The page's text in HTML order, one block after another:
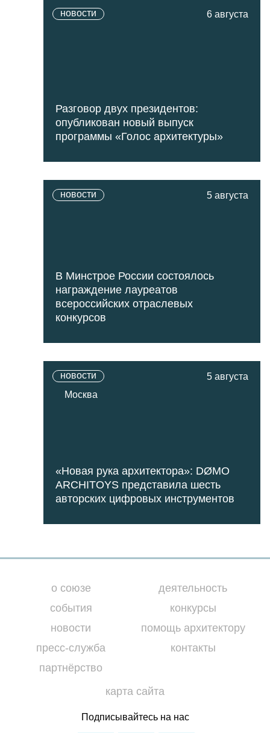
новости 6 августа
Разговор двух президентов:
опубликован новый выпуск
программы «Голос архитектуры»
новости 5 августа
В Минстрое России состоялось
награждение лауреатов
всероссийских отраслевых
конкурсов
новости
Москва
5 августа
«Новая рука архитектора»: DØMO
ARCHITOYS представила шесть
авторских цифровых инструментов
о союзе
события
новости
пресс-служба
партнёрство
деятельность
конкурсы
помощь архитектору
контакты
карта сайта
Подписывайтесь на нас